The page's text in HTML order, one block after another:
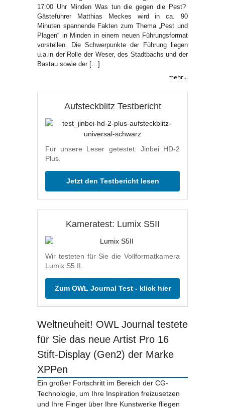
17:00 Uhr Minden Was tun die gegen die Pest?
Gästeführer Matthias Meckes wird in ca. 90
Minuten spannende Fakten zum Thema „Pest und
Plagen“ in Minden in einem neuen Führungsformat
vorstellen. Die Schwerpunkte der Führung liegen
u.a.in der Rolle der Weser, des Stadtbachs und der
Bastau sowie der […]
mehr...
Aufsteckblitz Testbericht
Für unsere Leser getestet: Jinbei HD-2
Plus.
Jetzt den Testbericht lesen
Kameratest: Lumix S5II
Wir testeten für Sie die Vollformatkamera
Lumix S5 II.
Zum OWL Journal Test - klick hier
Weltneuheit! OWL Journal testete
für Sie das neue Artist Pro 16
Stift-Display (Gen2) der Marke
XPPen
Ein großer Fortschritt im Bereich der CG-
Technologie, um Ihre Inspiration freizusetzen
und Ihre Finger über Ihre Kunstwerke fliegen